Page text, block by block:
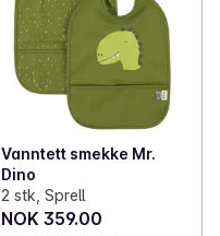
Vanntett smekke Mr.
Dino
2 stk, Sprell
NOK 359.00